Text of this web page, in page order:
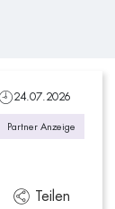
24.07.2026
Partner Anzeige
Teilen